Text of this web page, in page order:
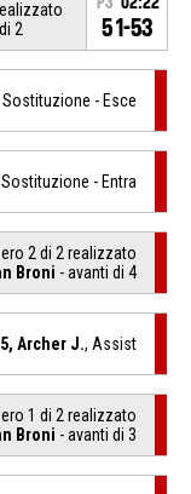
2 51-53
Sostituzione - Esce
Sostituzione - Entra
2 di 2 realizzato
Broni - avanti di 4
5, Archer J., Assist
1 di 2 realizzato
Broni - avanti di 3